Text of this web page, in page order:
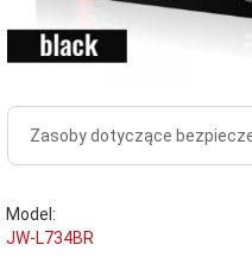
Zasoby dotyczące
Model:
JW-L734BR